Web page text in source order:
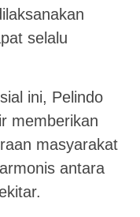
selalu
ini, Pelindo
memberikan
masyarakat
antara